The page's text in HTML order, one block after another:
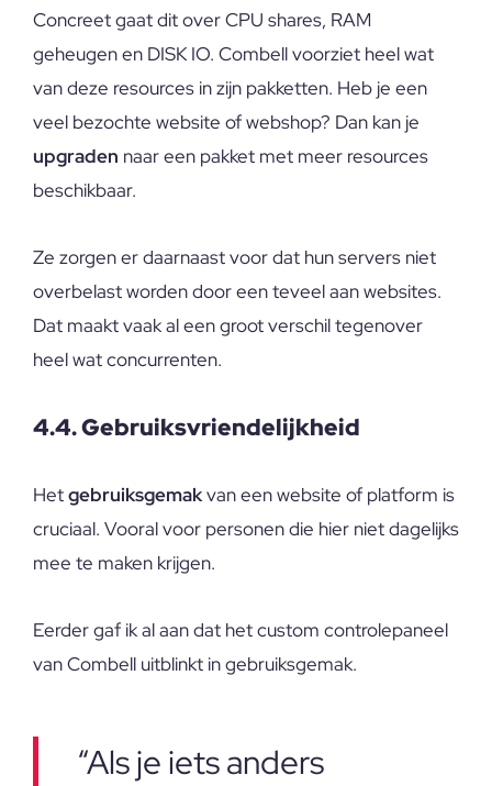
Concreet gaat dit over CPU shares, RAM
geheugen en DISK IO. Combell voorziet heel wat
van deze resources in zijn pakketten. Heb je een
veel bezochte website of webshop? Dan kan je
upgraden naar een pakket met meer resources
beschikbaar.
Ze zorgen er daarnaast voor dat hun servers niet
overbelast worden door een teveel aan websites.
Dat maakt vaak al een groot verschil tegenover
heel wat concurrenten.
4.4. Gebruiksvriendelijkheid
Hetgebruiksgemakvan een website of platform is
cruciaal. Vooral voor personen die hier niet dagelijks
mee te maken krijgen.
Eerder gaf ik al aan dat het custom controlepaneel
van Combell uitblinkt in gebruiksgemak.
“Als je iets anders